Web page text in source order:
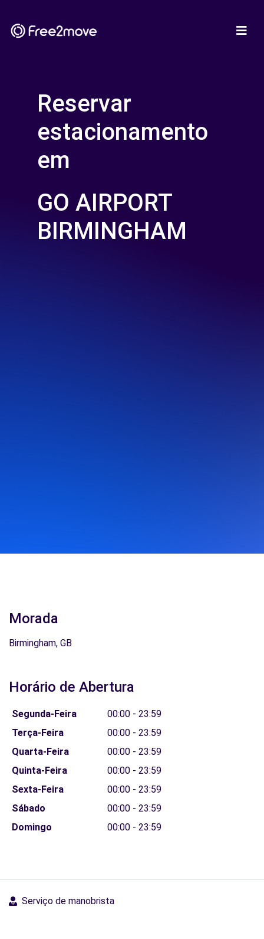
Reservar
estacionamento
em
GO AIRPORT
BIRMINGHAM
Morada
Birmingham, GB
Horário de Abertura
Segunda-Feira
00:00 - 23:59
Terça-Feira
00:00 - 23:59
Quarta-Feira
00:00 - 23:59
Quinta-Feira
00:00 - 23:59
Sexta-Feira
00:00 - 23:59
Sábado
00:00 - 23:59
Domingo
00:00 - 23:59
Serviço de manobrista